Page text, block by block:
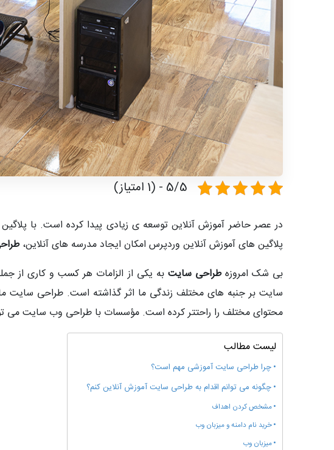
5/5 - (1 امتیاز)
در عصر حاضر آموزش آنلاین توسعه ی زیادی پیدا کرده است. با
پلاگین های آموزش آنلاین وردپرس امکان ایجاد مدرسه های آنلاین،
بی شک امروزهطراحی سایت به یکی از الزامات هر کسب و کاری از
سایت بر جنبه های مختلف زندگی ما اثر گذاشته است. طراحی سایت
محتوای مختلف را راحتتر کرده است. مؤسسات با طراحی وب سایت می
لیست مطالب
چرا طراحی سایت آموزشی مهم است؟
چگونه می توانم اقدام به طراحی سایت آموزش آنلاین کنم؟
مشخص کردن اهداف
خرید نام دامنه و میزبان وب
میزبان وب